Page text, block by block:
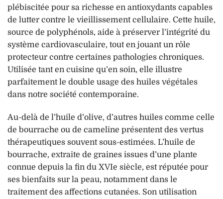
plébiscitée pour sa richesse en antioxydants capables
de lutter contre le vieillissement cellulaire. Cette huile,
source de polyphénols, aide à préserver l’intégrité du
système cardiovasculaire, tout en jouant un rôle
protecteur contre certaines pathologies chroniques.
Utilisée tant en cuisine qu’en soin, elle illustre
parfaitement le double usage des huiles végétales
dans notre société contemporaine.
Au-delà de l’huile d’olive, d’autres huiles comme celle
de bourrache ou de cameline présentent des vertus
thérapeutiques souvent sous-estimées. L’huile de
bourrache, extraite de graines issues d’une plante
connue depuis la fin du XVIe siècle, est réputée pour
ses bienfaits sur la peau, notamment dans le
traitement des affections cutanées. Son utilisation